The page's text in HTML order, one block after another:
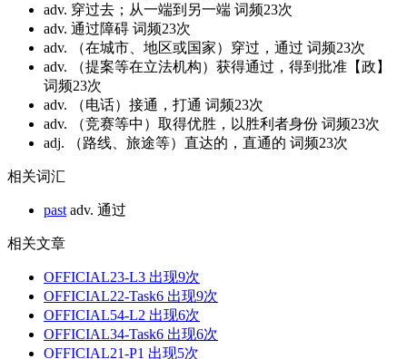
adv. 穿过去；从一端到另一端 词频23次
adv. 通过障碍 词频23次
adv. （在城市、地区或国家）穿过，通过 词频23次
adv. （提案等在立法机构）获得通过，得到批准【政】
词频23次
adv. （电话）接通，打通 词频23次
adv. （竞赛等中）取得优胜，以胜利者身份 词频23次
adj. （路线、旅途等）直达的，直通的 词频23次
相关词汇
past adv. 通过
相关文章
OFFICIAL23-L3 出现9次
OFFICIAL22-Task6 出现9次
OFFICIAL54-L2 出现6次
OFFICIAL34-Task6 出现6次
OFFICIAL21-P1 出现5次